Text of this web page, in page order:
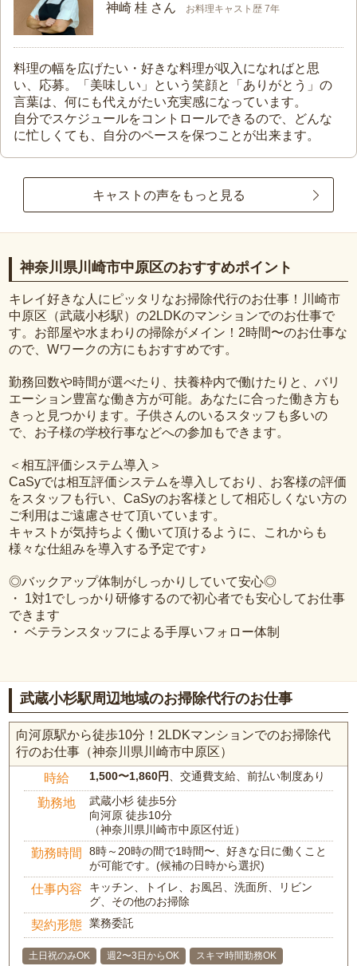
神崎 桂 さん お料理キャスト歴 7年
料理の幅を広げたい・好きな料理が収入になればと思
い、応募。「美味しい」という笑顔と「ありがとう」の
言葉は、何にも代えがたい充実感になっています。
自分でスケジュールをコントロールできるので、どんな
に忙しくても、自分のペースを保つことが出来ます。
キャストの声をもっと見る
神奈川県川崎市中原区のおすすめポイント
キレイ好きな人にピッタリなお掃除代行のお仕事！川崎市
中原区（武蔵小杉駅）の2LDKのマンションでのお仕事で
す。お部屋や水まわりの掃除がメイン！2時間〜のお仕事な
ので、Wワークの方にもおすすめです。
勤務回数や時間が選べたり、扶養枠内で働けたりと、バリ
エーション豊富な働き方が可能。あなたに合った働き方も
きっと見つかります。子供さんのいるスタッフも多いの
で、お子様の学校行事などへの参加もできます。
＜相互評価システム導入＞
CaSyでは相互評価システムを導入しており、お客様の評価
をスタッフも行い、CaSyのお客様として相応しくない方の
ご利用はご遠慮させて頂いています。
キャストが気持ちよく働いて頂けるように、これからも
様々な仕組みを導入する予定です♪
◎バックアップ体制がしっかりしていて安心◎
・ 1対1でしっかり研修するので初心者でも安心してお仕事
できます
・ ベテランスタッフによる手厚いフォロー体制
武蔵小杉駅周辺地域のお掃除代行のお仕事
向河原駅から徒歩10分！2LDKマンションでのお掃除代
行のお仕事（神奈川県川崎市中原区）
時給 1,500〜1,860円、交通費支給、前払い制度あり
勤務地
武蔵小杉 徒歩5分
向河原 徒歩10分
（神奈川県川崎市中原区付近）
勤務時間
8時～20時の間で1時間〜、好きな日に働くこと
が可能です。(候補の日時から選択)
仕事内容
キッチン、トイレ、お風呂、洗面所、リビン
グ、その他のお掃除
契約形態 業務委託
土日祝のみOK 週2〜3日からOK スキマ時間勤務OK